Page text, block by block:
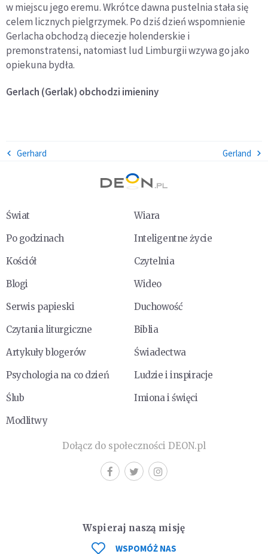
w miejscu jego eremu. Wkrótce dawna pustelnia stała się
celem licznych pielgrzymek. Po dziś dzień wspomnienie
Gerlacha obchodzą diecezje holenderskie i
premonstratensi, natomiast lud Limburgii wzywa go jako
opiekuna bydła.
Gerlach (Gerlak) obchodzi imieniny
Gerhard Gerland
Świat
Wiara
Po godzinach
Inteligentne życie
Kościół
Czytelnia
Blogi
Wideo
Serwis papieski
Duchowość
Czytania liturgiczne
Biblia
Artykuły blogerów
Świadectwa
Psychologia na co dzień
Ludzie i inspiracje
Ślub
Imiona i święci
Modlitwy
Dołącz do społeczności DEON.pl
Wspieraj naszą misję
WSPOMÓŻ NAS